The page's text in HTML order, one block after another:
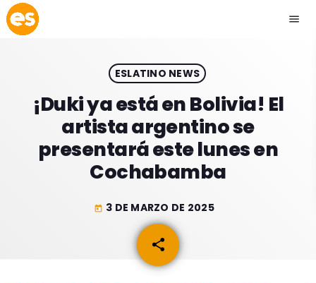
menu
EMISIÓN LA PAZ
EMISIÓN COCHABAMBA
ESLATINO NEWS
ESLATINO NEWS
¡Duki ya está en Bolivia! El
artista argentino se
presentará este lunes en
Cochabamba
today 3 DE MARZO DE 2025
share
email